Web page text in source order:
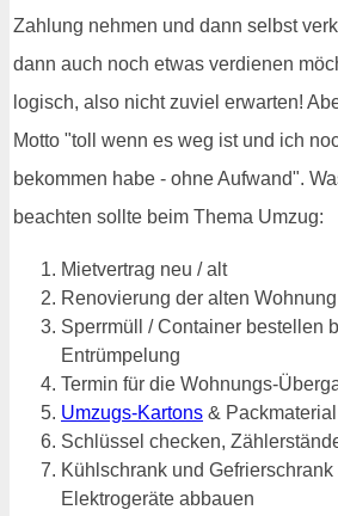
Zahlung nehmen und dann selbst
dann auch noch etwas verdienen
logisch, also nicht zuviel erwarten!
Motto "toll wenn es weg ist und ich
bekommen habe - ohne Aufwand".
beachten sollte beim Thema Umzug:
Mietvertrag neu / alt
Renovierung der alten Wohnung
Sperrmüll / Container bestellen
Entrümpelung
Termin für die Wohnungs-
Umzugs-Kartons & Packmaterial
Schlüssel checken,
Kühlschrank und Gefrierschrank
Elektrogeräte abbauen